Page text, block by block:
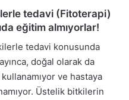
tedavi (Fitoterapi)
eğitim almıyorlar!
tedavi konusunda
doğal olarak da
ve hastaya
Üstelik bitkilerin